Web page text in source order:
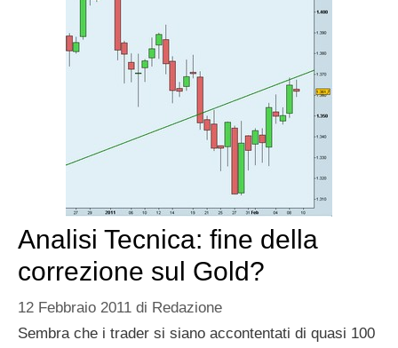
Analisi Tecnica: fine della
correzione sul Gold?
12 Febbraio 2011 di Redazione
Sembra che i trader si siano accontentati di quasi 100